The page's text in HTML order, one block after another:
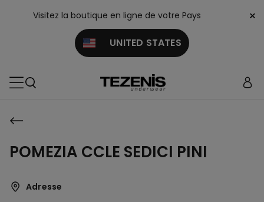
Visitez la boutique en ligne de votre Pays
UNITED STATES
×
POMEZIA CCLE SEDICI PINI
Adresse